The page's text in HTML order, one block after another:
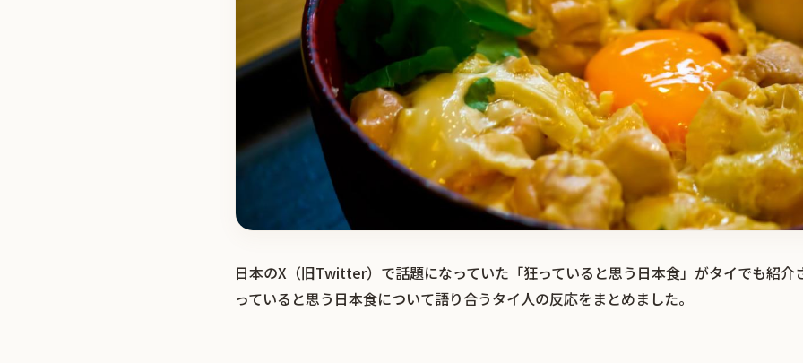
日本のX（旧Twitter）で話題になっていた「狂っていると思う日本食」がタイでも紹介
っていると思う日本食について語り合うタイ人の反応をまとめました。